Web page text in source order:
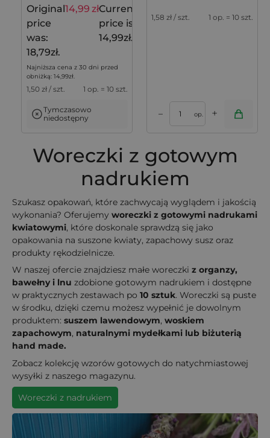
lawendy - 10 szt.
Original
price
was:
18,79zł.
14,99 złCurrent
price is:
14,99zł.
Najniższa cena z 30 dni przed
obniżką: 14,99zł.
1,50 zł / szt. 1 op. = 10 szt.
Tymczasowo
niedostępny
1,58 zł / szt. 1 op. = 10 szt.
– op. +
Woreczki z gotowym
nadrukiem
Szukasz opakowań, które zachwycają wyglądem i jakością
wykonania? Oferujemy woreczki z gotowymi nadrukami
kwiatowymi, które doskonale sprawdzą się jako
opakowania na suszone kwiaty, zapachowy susz oraz
produkty rękodzielnicze.
W naszej ofercie znajdziesz małe woreczki z organzy,
bawełny i lnu zdobione gotowym nadrukiem i dostępne
w praktycznych zestawach po 10 sztuk. Woreczki są puste
w środku, dzięki czemu możesz wypełnić je dowolnym
produktem: suszem lawendowym, woskiem
zapachowym, naturalnymi mydełkami lub biżuterią
hand made.
Zobacz kolekcję wzorów gotowych do natychmiastowej
wysyłki z naszego magazynu.
Woreczki z nadrukiem